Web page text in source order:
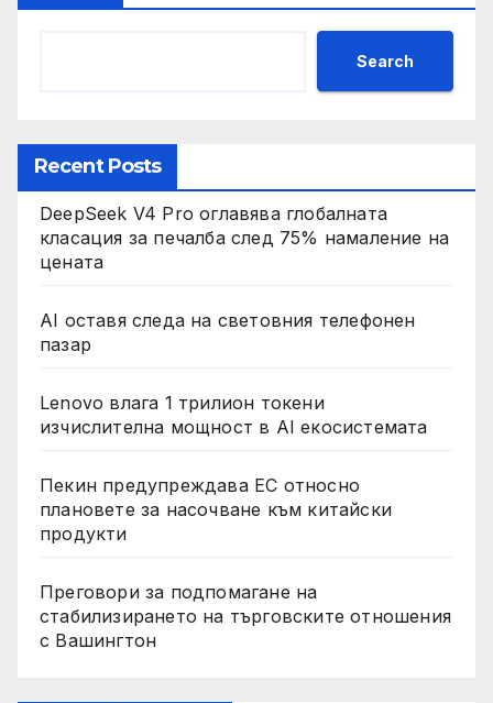
Search
Recent Posts
DeepSeek V4 Pro оглавява глобалната
класация за печалба след 75% намаление на
цената
AI оставя следа на световния телефонен
пазар
Lenovo влага 1 трилион токени
изчислителна мощност в AI екосистемата
Пекин предупреждава ЕС относно
плановете за насочване към китайски
продукти
Преговори за подпомагане на
стабилизирането на търговските отношения
с Вашингтон